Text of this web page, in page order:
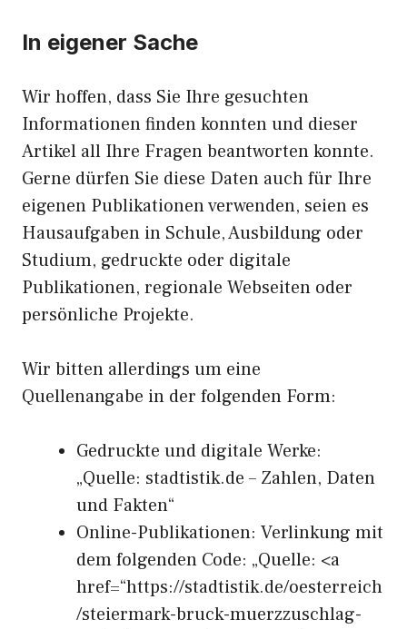
In eigener Sache
Wir hoffen, dass Sie Ihre gesuchten
Informationen finden konnten und dieser
Artikel all Ihre Fragen beantworten konnte.
Gerne dürfen Sie diese Daten auch für Ihre
eigenen Publikationen verwenden, seien es
Hausaufgaben in Schule, Ausbildung oder
Studium, gedruckte oder digitale
Publikationen, regionale Webseiten oder
persönliche Projekte.
Wir bitten allerdings um eine
Quellenangabe in der folgenden Form:
Gedruckte und digitale Werke:
„Quelle: stadtistik.de – Zahlen, Daten
und Fakten“
Online-Publikationen: Verlinkung mit
dem folgenden Code: „Quelle: <a
href=“https://stadtistik.de/oesterreich
/steiermark-bruck-muerzzuschlag-